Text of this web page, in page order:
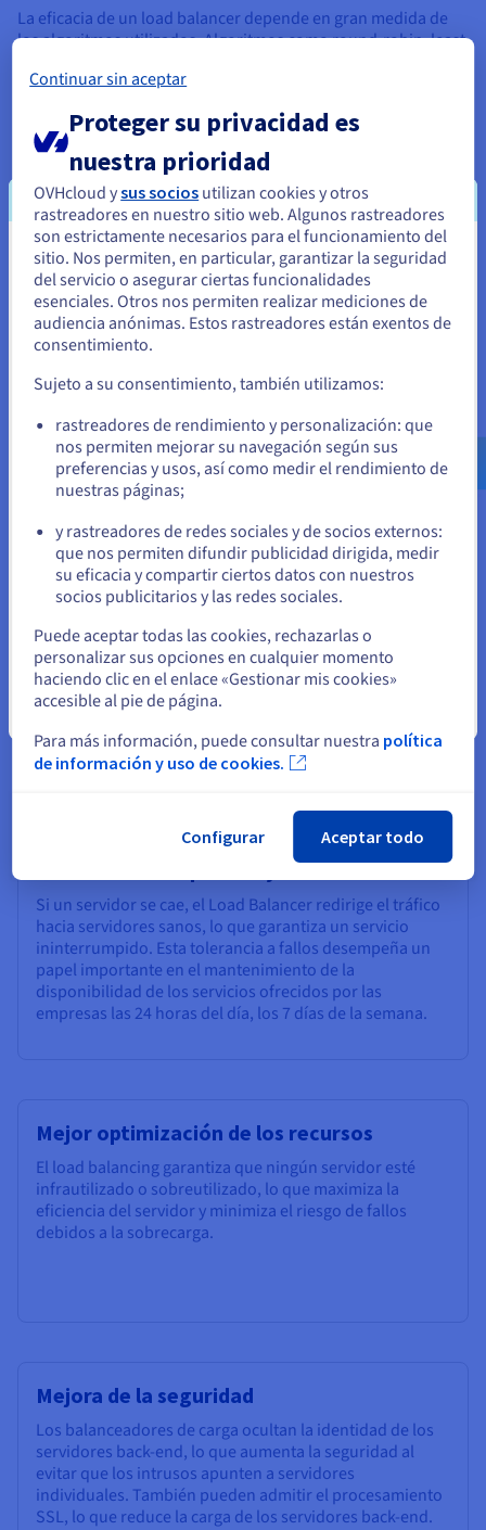
La eficacia de un load balancer depende en gran medida de
los algoritmos utilizados. Algoritmos como round-robin, least
del tráfico y una utilización eficaz de los servidores. Las
persistencia de la sesión, optimizan aún más la gestión del
tráfico.
Load balancer cloud
Losload balancers cloudestán diseñados para distribuir el
tráfico entrante de forma equilibrada entre varios servidores,
lo que garantiza una distribución óptima de las cargas de
trabajo y mejora la resiliencia y la disponibilidad de las
aplicaciones. Su flexibilidad se debe a su capacidad para
adaptarse rápidamente a las fluctuaciones del tráfico y al
aumento de la carga de las aplicaciones.
Ventajas e importancia de un
load balancer
Mejora del rendimiento y la escalabilidad
Al repartir el tráfico, los balanceadores de carga evitan
los cuellos de botella y ayudan a mantener altos niveles
de rendimiento. En los entornos en la nube, ajustan
automáticamente la capacidad en función de las
variaciones.
Una solución disponible y fiable
Si un servidor se cae, el Load Balancer redirige el tráfico
hacia servidores sanos, lo que garantiza un servicio
ininterrumpido. Esta tolerancia a fallos desempeña un
papel importante en el mantenimiento de la
disponibilidad de los servicios ofrecidos por las
empresas las 24 horas del día, los 7 días de la semana.
Mejor optimización de los recursos
El load balancing garantiza que ningún servidor esté
infrautilizado o sobreutilizado, lo que maximiza la
eficiencia del servidor y minimiza el riesgo de fallos
debidos a la sobrecarga.
Mejora de la seguridad
Los balanceadores de carga ocultan la identidad de los
servidores back-end, lo que aumenta la seguridad al
evitar que los intrusos apunten a servidores
individuales. También pueden admitir el procesamiento
SSL, lo que reduce la carga de los servidores back-end.
Parece que está ubicado en Estados
Unidos
Si quiere hacer un pedido desde Estados Unidos, deberá buscar
el sitio web adecuado y crear una cuenta.
us.ovhcloud.com/learn Inglés USD - $
Permanezca en el sitio web actual
Continuar sin aceptar
Proteger su privacidad es
nuestra prioridad
OVHcloud ysus socios utilizan cookies y otros
rastreadores en nuestro sitio web. Algunos rastreadores
son estrictamente necesarios para el funcionamiento del
sitio. Nos permiten, en particular, garantizar la seguridad
del servicio o asegurar ciertas funcionalidades
esenciales. Otros nos permiten realizar mediciones de
audiencia anónimas. Estos rastreadores están exentos de
consentimiento.
Sujeto a su consentimiento, también utilizamos:
rastreadores de rendimiento y personalización: que
nos permiten mejorar su navegación según sus
preferencias y usos, así como medir el rendimiento de
nuestras páginas;
y rastreadores de redes sociales y de socios externos:
que nos permiten difundir publicidad dirigida, medir
su eficacia y compartir ciertos datos con nuestros
socios publicitarios y las redes sociales.
Puede aceptar todas las cookies, rechazarlas o
personalizar sus opciones en cualquier momento
haciendo clic en el enlace «Gestionar mis cookies»
accesible al pie de página.
Para más información, puede consultar nuestra política
de información y uso de cookies.
Configurar Aceptar todo